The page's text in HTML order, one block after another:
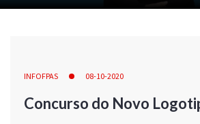
INFOFPAS 08-10-2020
Concurso do Novo